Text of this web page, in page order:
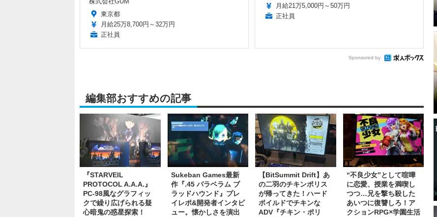
東京都
月給25万8,700円～32万円
正社員
月給21万5,000円～50万円
正社員
Sponsored by
編集部おすすめの記事
『STARVEIL
PROTOCOL A.A.A.』
PC-98風なグラフィッ
クで繰り広げられる疑
心暗鬼の惑星探索！
Sukeban Games最新
作『.45 パラベラム ブ
ラッドハウンド』プレ
イレポ&開発者インタビ
ュー。懐かしさを演出
【BitSummit Drift】あ
の二羽のチキンポリス
が帰ってきた！ハード
ボイルドでチキンな
ADV『チキン・ポリ
“不良少女”として喧嘩
に恋愛、授業を満喫し
つつ…兄を撃ち殺した
あいつに復讐しろ！ア
クションRPG×学園生活